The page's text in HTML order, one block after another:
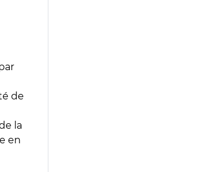
de
la
en